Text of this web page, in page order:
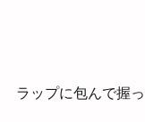
ラップに包んで握